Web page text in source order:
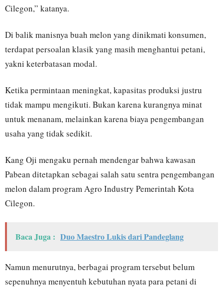
Cilegon,” katanya.
Di balik manisnya buah melon yang dinikmati konsumen,
terdapat persoalan klasik yang masih menghantui petani,
yakni keterbatasan modal.
Ketika permintaan meningkat, kapasitas produksi justru
tidak mampu mengikuti. Bukan karena kurangnya minat
untuk menanam, melainkan karena biaya pengembangan
usaha yang tidak sedikit.
Kang Oji mengaku pernah mendengar bahwa kawasan
Pabean ditetapkan sebagai salah satu sentra pengembangan
melon dalam program Agro Industry Pemerintah Kota
Cilegon.
Baca Juga : Duo Maestro Lukis dari Pandeglang
Namun menurutnya, berbagai program tersebut belum
sepenuhnya menyentuh kebutuhan nyata para petani di